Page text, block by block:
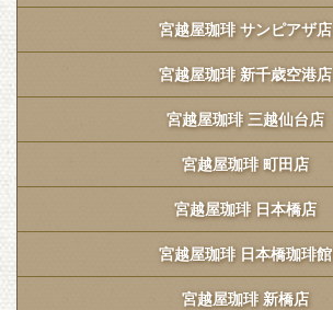
宮越屋珈琲 サンピアザ店
宮越屋珈琲 新千歳空港店
宮越屋珈琲 三越仙台店
宮越屋珈琲 町田店
宮越屋珈琲 日本橋店
宮越屋珈琲 日本橋珈琲館
宮越屋珈琲 新橋店